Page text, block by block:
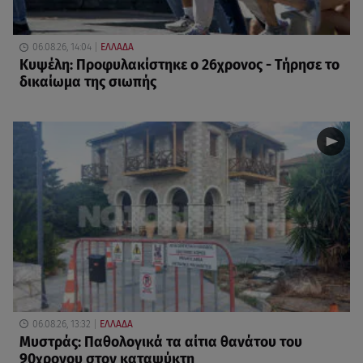
06.08.26, 14:04 ΕΛΛΑΔΑ
Κυψέλη: Προφυλακίστηκε ο 26χρονος - Τήρησε το
δικαίωμα της σιωπής
06.08.26, 13:32 ΕΛΛΑΔΑ
Μυστράς: Παθολογικά τα αίτια θανάτου του
90χρονου στον καταψύκτη